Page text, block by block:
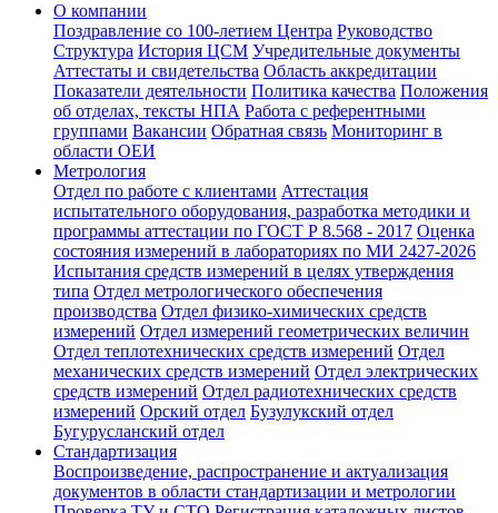
О компании
Поздравление со 100-летием Центра Руководство
Структура История ЦСМ Учредительные документы
Аттестаты и свидетельства Область аккредитации
Показатели деятельности Политика качества Положения
об отделах, тексты НПА Работа с референтными
группами Вакансии Обратная связь Мониторинг в
области ОЕИ
Метрология
Отдел по работе с клиентами Аттестация
испытательного оборудования, разработка методики и
программы аттестации по ГОСТ Р 8.568 - 2017 Оценка
состояния измерений в лабораториях по МИ 2427-2026
Испытания средств измерений в целях утверждения
типа Отдел метрологического обеспечения
производства Отдел физико-химических средств
измерений Отдел измерений геометрических величин
Отдел теплотехнических средств измерений Отдел
механических средств измерений Отдел электрических
средств измерений Отдел радиотехнических средств
измерений Орский отдел Бузулукский отдел
Бугурусланский отдел
Стандартизация
Воспроизведение, распространение и актуализация
документов в области стандартизации и метрологии